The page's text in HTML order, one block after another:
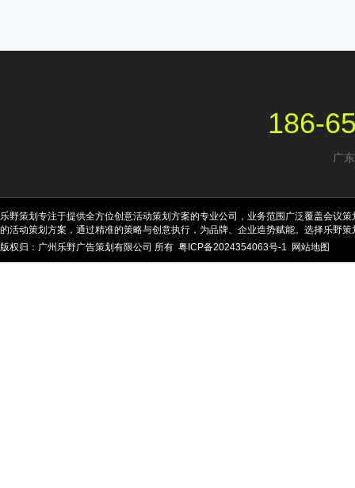
186-
广
乐野策划专注于提供全方位创意活动策划方案的专业公司，业务范围广泛覆盖会议
的活动策划方案，通过精准的策略与创意执行，为品牌、企业造势赋能。选择乐野
版权归：广州乐野广告策划有限公司 所有 粤ICP备2024354063号-1 网站地图